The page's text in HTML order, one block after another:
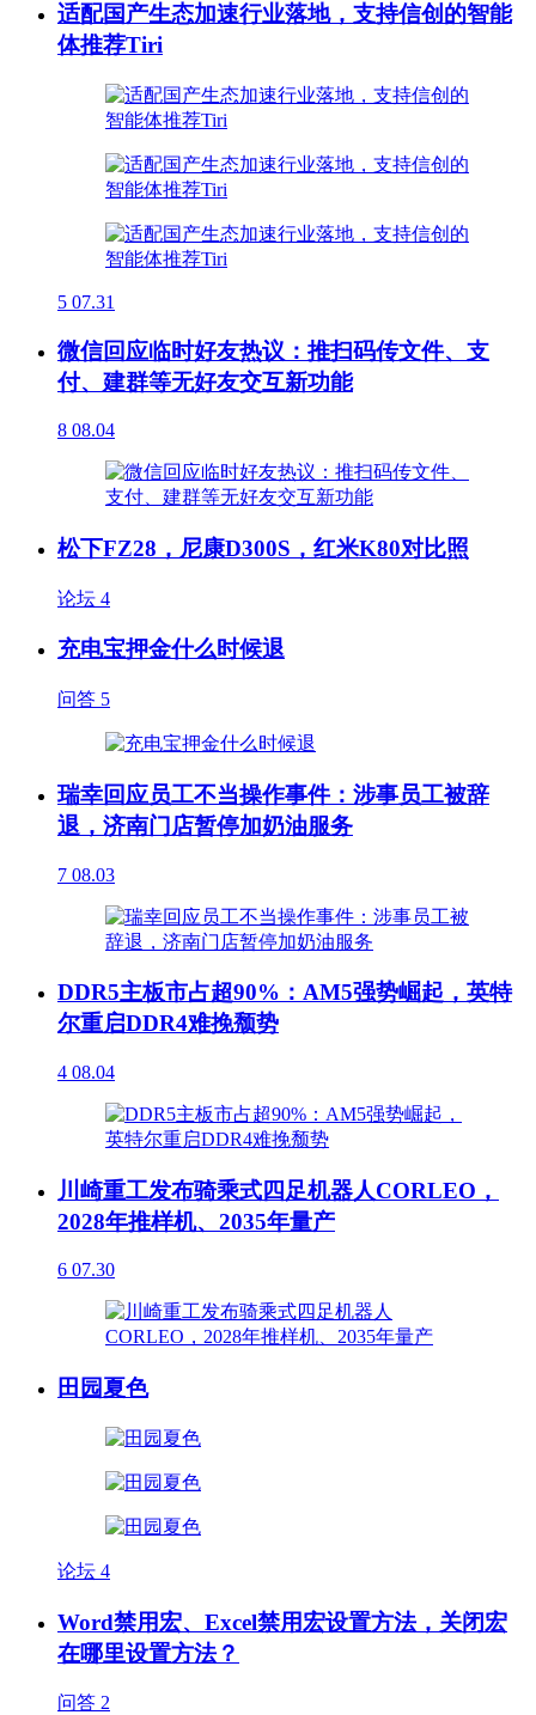
适配国产生态加速行业落地，支持信创的智能
体推荐Tiri
5 07.31
微信回应临时好友热议：推扫码传文件、支
付、建群等无好友交互新功能
8 08.04
松下FZ28，尼康D300S，红米K80对比照
论坛 4
充电宝押金什么时候退
问答 5
瑞幸回应员工不当操作事件：涉事员工被辞
退，济南门店暂停加奶油服务
7 08.03
DDR5主板市占超90%：AM5强势崛起，英特
尔重启DDR4难挽颓势
4 08.04
川崎重工发布骑乘式四足机器人CORLEO，
2028年推样机、2035年量产
6 07.30
田园夏色
论坛 4
Word禁用宏、Excel禁用宏设置方法，关闭宏
在哪里设置方法？
问答 2